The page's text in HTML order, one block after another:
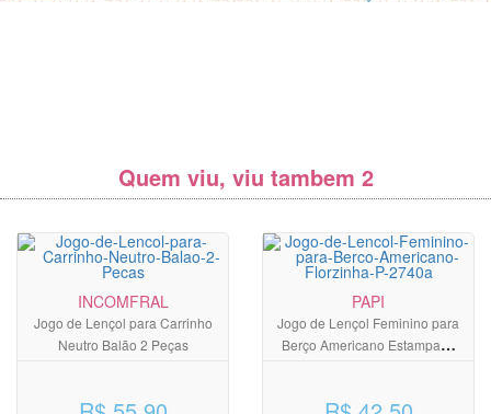
Quem viu, viu tambem 2
INCOMFRAL
Jogo de Lençol para Carrinho
Neutro Balão 2 Peças
PAPI
Jogo de Lençol Feminino para
Berço Americano Estampado